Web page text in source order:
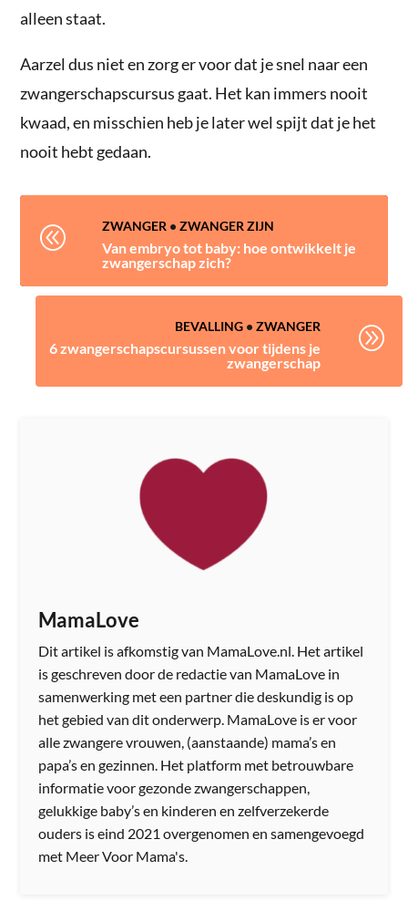
alleen staat.
Aarzel dus niet en zorg er voor dat je snel naar een
zwangerschapscursus gaat. Het kan immers nooit
kwaad, en misschien heb je later wel spijt dat je het
nooit hebt gedaan.
@ ZWANGER •ZWANGER ZIJN
Van embryo tot baby: hoe ontwikkelt je
zwangerschap zich?
BEVALLING• ZWANGER
6 zwangerschapscursussen voor tijdens je
zwangerschap
A
MamaLove
Dit artikel is afkomstig van MamaLove.nl. Het artikel
is geschreven door de redactie van MamaLove in
samenwerking met een partner die deskundig is op
het gebied van dit onderwerp. MamaLove is er voor
alle zwangere vrouwen, (aanstaande) mama’s en
papa’s en gezinnen. Het platform met betrouwbare
informatie voor gezonde zwangerschappen,
gelukkige baby’s en kinderen en zelfverzekerde
ouders is eind 2021 overgenomen en samengevoegd
met Meer Voor Mama's.